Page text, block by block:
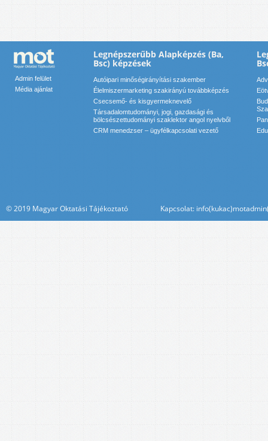
Admin felület
Média ajánlat
Legnépszerűbb Alapképzés (Ba,
Bsc) képzések
Autóipari minőségirányítási szakember
Élelmiszermarketing szakirányú továbbképzés
Csecsemő- és kisgyermeknevelő
Társadalomtudományi, jogi, gazdasági és
bölcsészettudományi szaklektor angol nyelvből
CRM menedzser – ügyfélkapcsolati vezető
© 2019 Magyar Oktatási Tájékoztató Kapcsolat: